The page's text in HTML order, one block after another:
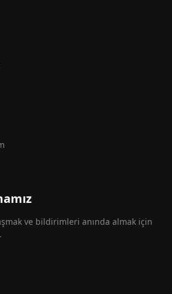
ve bildirimleri anında almak için